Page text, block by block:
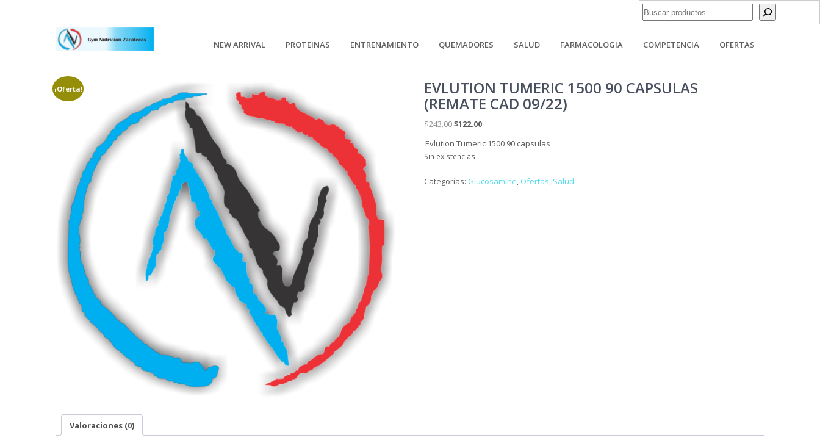
Buscar
NEW ARRIVAL PROTEINAS ENTRENAMIENTO QUEMADORES SALUD FARMACOLOGIA COMPETENCIA OFERTAS
¡Oferta! EVLUTION TUMERIC 1500 90 CAPSULAS
(REMATE CAD 09/22)
$243.00El
original
era:
$122.00El
actual
Evlution Tumeric 1500 90 capsulas
Sin existencias
Categorías: Glucosamine, Ofertas, Salud
Valoraciones (0)